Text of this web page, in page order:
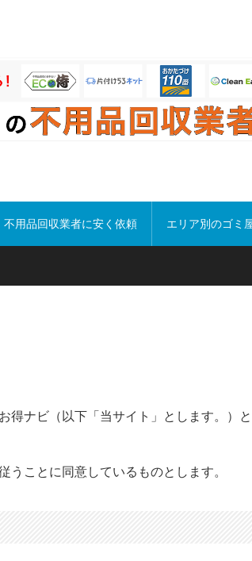
不用品回収業者に安く依頼 エリア別のゴミ
得ナビ（以下「当サイト」とします。）
うことに同意しているものとします。